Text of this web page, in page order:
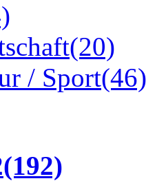
(20)
/ Sport(46)
(192)